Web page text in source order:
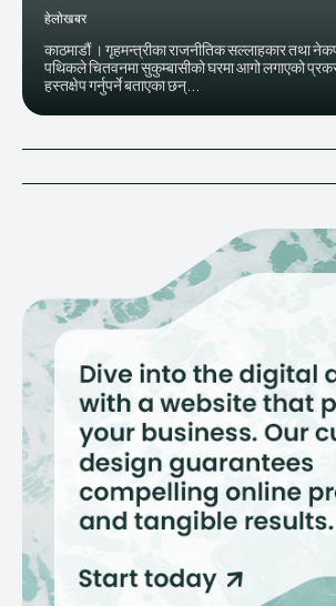
हेलाेखबर
काठमाडौं । गृहमन्त्रीका राजनीतिक सल्लाहकार तथा
पथिकले चितवनमा सुकुम्बासीको घरमा आगो लगाएको
हस्तक्षेप गर्नुपर्ने बताएका छन्...